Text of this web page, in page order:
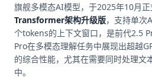
旗舰多模态AI模型，于2025年10月
Transformer架构升级版，支持单次
个tokens的上下文窗口，是前代2.5
Pro在多模态理解任务中展现出超越
的综合性能，尤其在需要同时处理文
中。